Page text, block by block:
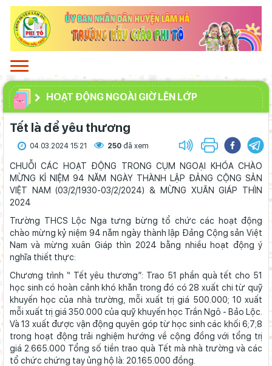
HOẠT ĐỘNG NGOÀI GIỜ LÊN LỚP
Tết là để yêu thương
04.03.2024 15:21 250 đã xem
CHUỖI CÁC HOẠT ĐỘNG TRONG CỤM NGOẠI KHÓA CHÀO
MỪNG KỈ NIỆM 94 NĂM NGÀY THÀNH LẬP ĐẢNG CỘNG SẢN
VIỆT NAM (03/2/1930-03/2/2024) & MỪNG XUÂN GIÁP THÌN
2024
Trường THCS Lộc Nga tưng bừng tổ chức các hoạt động
chào mừng kỷ niệm 94 năm ngày thành lập Đảng Cộng sản Việt
Nam và mừng xuân Giáp thìn 2024 bằng nhiều hoạt động ý
nghĩa thiết thực:
Chương trình “ Tết yêu thương”: Trao 51 phần quà tết cho 51
học sinh có hoàn cảnh khó khăn trong đó có 28 xuất chi từ quỹ
khuyến học của nhà trường, mỗi xuất trị giá 500.000; 10 xuất
mỗi xuất trị giá 350.000 của quỹ khuyến học Trần Ngô - Bảo Lộc.
Và 13 xuất được vận động quyên góp từ học sinh các khối 6;7;8
trong hoạt động trải nghiệm hướng về cộng đồng với tổng trị
giá 2.665.000 Tổng số tiền trao quà Tết mà nhà trường và các
tổ chức chứng tay ủng hộ là: 20.165.000 đồng.